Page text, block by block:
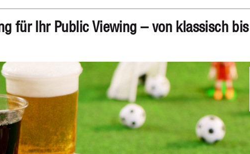
für Ihr Public Viewing – von klassisch bis